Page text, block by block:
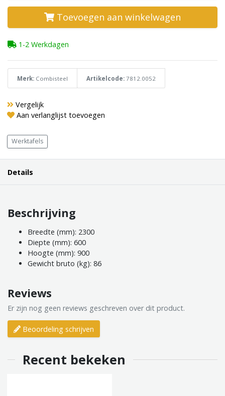
Toevoegen aan winkelwagen
1-2 Werkdagen
Merk: Combisteel Artikelcode: 7812.0052
Vergelijk
Aan verlanglijst toevoegen
Werktafels
Details
Beschrijving
Breedte (mm): 2300
Diepte (mm): 600
Hoogte (mm): 900
Gewicht bruto (kg): 86
Reviews
Er zijn nog geen reviews geschreven over dit product.
Beoordeling schrijven
Recent bekeken